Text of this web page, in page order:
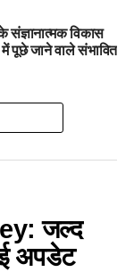
विकास
में पूछे जाने वाले संभावित
जल्द
अपडेट